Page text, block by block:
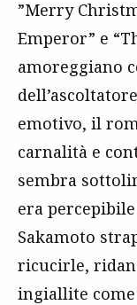
”Merry
Emperor” e
amoreggiano
emotivo, il
carnalità e
sembra
era
Sakamoto
ricucirle,
ingiallite come